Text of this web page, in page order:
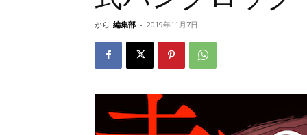
から 編集部 - 2019年11月7日